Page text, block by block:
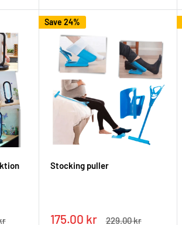
Save 24%
Stocking puller
Sale
175.00 kr
Regular
229.00 kr